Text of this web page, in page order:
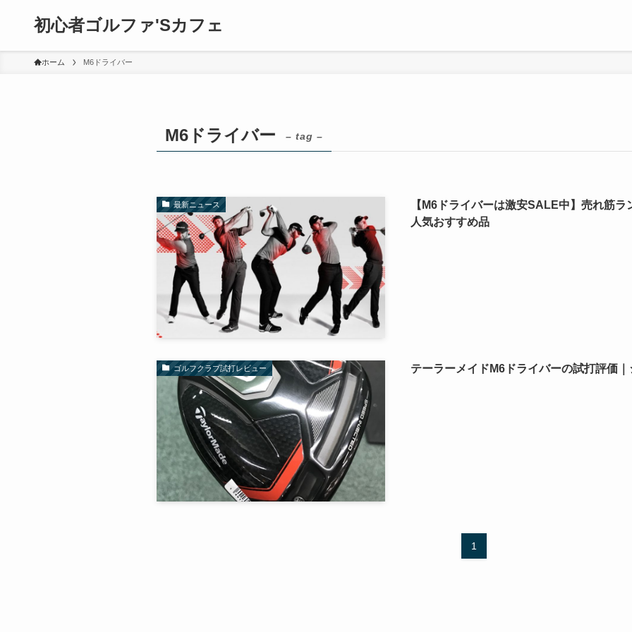
初心者ゴルファ'Sカフェ
ホーム M6ドライバー
M6ドライバー – tag –
最新ニュース
【M6ドライバーは激安SALE中】売れ筋
人気おすすめ品
ゴルフクラブ試打レビュー テーラーメイドM6ドライバーの試打評価
1